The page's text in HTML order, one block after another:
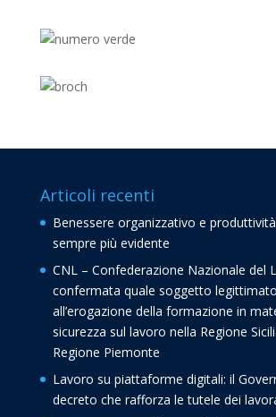
Articoli recenti
Benessere organizzativo e
sempre più evidente
CNL – Confederazione Nazionale del
confermata quale soggetto legittimato
all’erogazione della formazione in
sicurezza sul lavoro nella Regione
Regione Piemonte
Lavoro su piattaforme digitali: il
decreto che rafforza le tutele dei